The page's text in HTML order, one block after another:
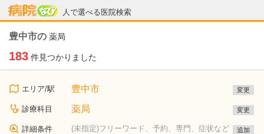
人で選べる医院検索
病院なび
豊中市の 薬局
183 件見つかりました
エリア/駅 豊中市 変更
診療科目 薬局 変更
詳細条件
(未指定)フリーワード、予約、専門、症状など
追加